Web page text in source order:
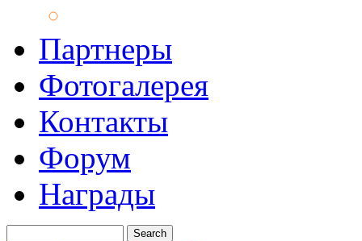
Партнеры
Фотогалерея
Контакты
Форум
Награды